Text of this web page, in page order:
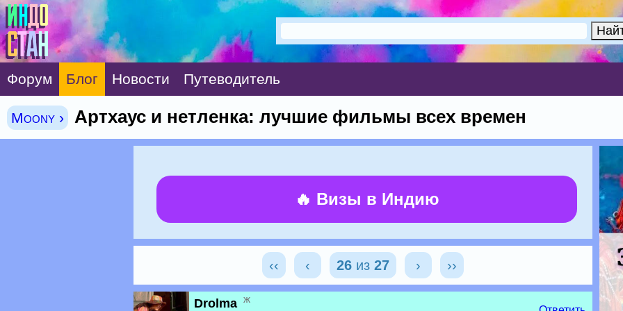
Форум Блог Новости Путеводитель
Moony › Артхаус и нетленка: лучшие фильмы всех времен
🔥 Визы в Индию
‹‹ ‹ 26 из 27 › ››
Drolma ж